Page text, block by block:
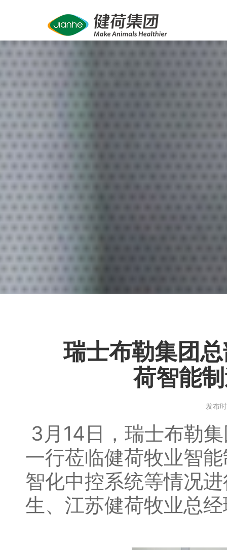
瑞士布勒集团
荷智能
发布
3月14日，瑞士布勒
一行莅临健荷牧业智
智化中控系统等情况
生、江苏健荷牧业总